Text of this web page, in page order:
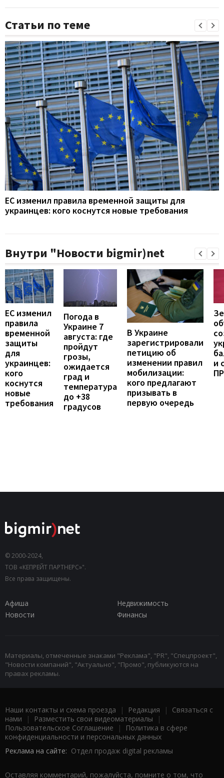
Статьи по теме
ЕС изменил правила временной защиты для
украинцев: кого коснутся новые требования
Внутри "Новости bigmir)net
ЕС изменил
правила
временной
защиты
для
украинцев:
кого
коснутся
новые
требования
Погода в
Украине 7
августа: где
пройдут
грозы,
ожидается
град и
температура
до +38
градусов
В Украине
зарегистрировали
петицию об
изменении правил
мобилизации:
кого предлагают
призывать в
первую очередь
и
© 2000-2024,
ТОВ «КЕПРЕЙТ ПАРТНЕРС»".
Все права защищены.
Афиша
Недвижимость
Новости
Финансы
Материалы, отмеченные знаками "Реклама", "PR", "Спецпроект",
"Новости компаний", "Актуально", "Промо", публикуются на
правах рекламы.
Наши контакты и схема проезда | Редакция | Связаться с
нами | Разместить свои видеоматериалы |
Пользовательское Соглашение |
Политика в сфере
конфиденциальности и персональных данных
Реклама на сайте: Отдел продаж digital рекламы
Оставляя комментарий, пожалуйста, помните о том, что